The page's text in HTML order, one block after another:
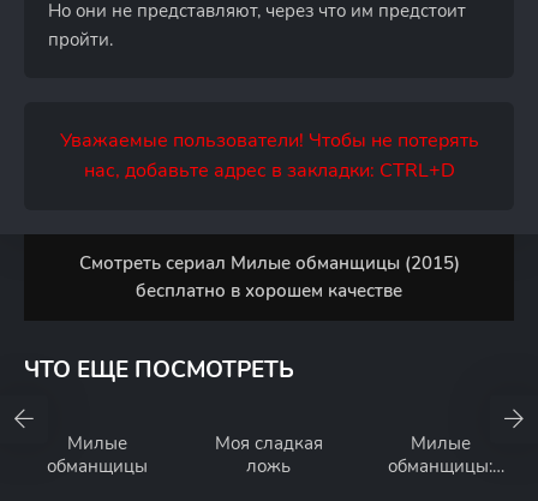
Но они не представляют, через что им предстоит
пройти.
Уважаемые пользователи! Чтобы не потерять
нас, добавьте адрес в закладки: CTRL+D
Смотреть сериал Милые обманщицы (2015)
бесплатно в хорошем качестве
ЧТО ЕЩЕ ПОСМОТРЕТЬ
Милые
обманщицы
Моя сладкая
ложь
Милые
обманщицы: